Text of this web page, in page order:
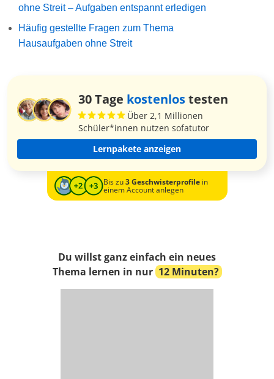
ohne Streit – Aufgaben entspannt erledigen
Häufig gestellte Fragen zum Thema
Hausaufgaben ohne Streit
30 Tage kostenlostesten
Über 2,1 Millionen
Schüler*innen nutzen sofatutor
Lernpakete anzeigen
Bis zu3 Geschwisterprofilein
einem Account anlegen
Du willst ganz einfach ein neues
Thema lernen in nur 12 Minuten?